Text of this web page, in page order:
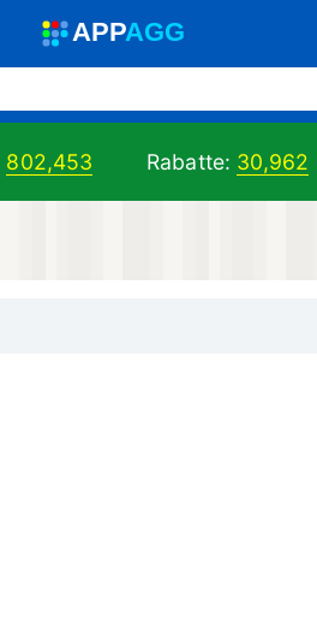
APPAGG
802,453 Rabatte: 30,962